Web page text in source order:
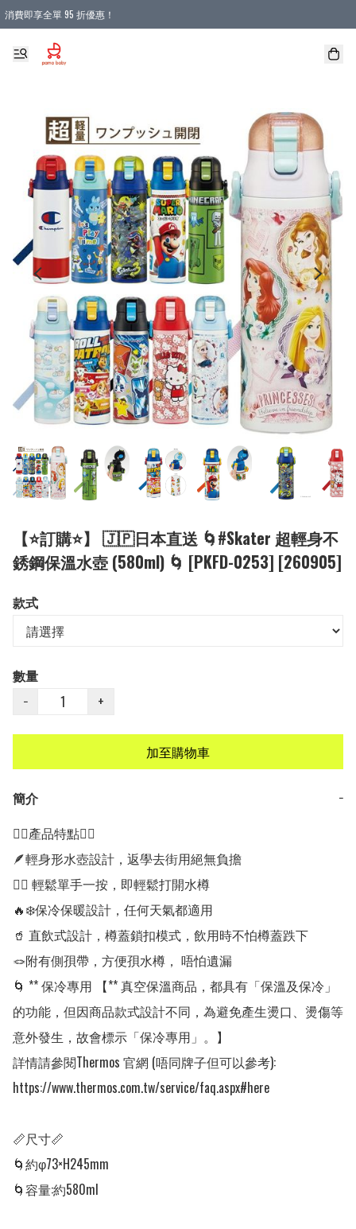
消費即享全單 95 折優惠！
購物滿 HKD 900.00即享免運費優惠！（適用於 本地送貨、本地取貨 )
【⭐訂購⭐】 🇯🇵日本直送 🌀#Skater 超輕身不
銹鋼保溫水壺 (580ml) 🌀 [PKFD-0253] [260905]
款式
數量
−
+
加至購物車
簡介
−
👍🏻產品特點👍🏻
🪶輕身形水壺設計，返學去街用絕無負擔
🖐🏻 輕鬆單手一按，即輕鬆打開水樽
🔥❄️保冷保暖設計，任何天氣都適用
🥤 直飲式設計，樽蓋鎖扣模式，飲用時不怕樽蓋跌下
🪢附有側孭帶，方便孭水樽， 唔怕遺漏
🌀 ** 保冷專用 【** 真空保溫商品，都具有「保溫及保冷」
的功能，但因商品款式設計不同，為避免產生燙口、燙傷等
意外發生，故會標示「保冷專用」。】
詳情請參閱Thermos 官網 (唔同牌子但可以參考):
https://www.thermos.com.tw/service/faq.aspx#here
📏尺寸📏
🌀約φ73×H245mm
🌀容量:約580ml